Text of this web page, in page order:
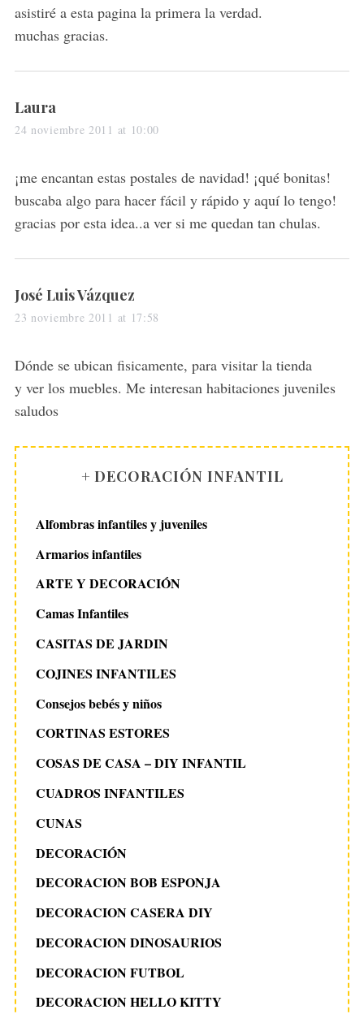
asistiré a esta pagina la primera la verdad.
muchas gracias.
s
a
s
:
Laura
24 noviembre 2011 at 10:00
¡me encantan estas postales de navidad! ¡qué bonitas!
buscaba algo para hacer fácil y rápido y aquí lo tengo!
gracias por esta idea..a ver si me quedan tan chulas.
s
a
s
:
José Luis Vázquez
23 noviembre 2011 at 17:58
Dónde se ubican fisicamente, para visitar la tienda
y ver los muebles. Me interesan habitaciones juveniles
saludos
+ DECORACIÓN INFANTIL
Alfombras infantiles y juveniles
Armarios infantiles
ARTE Y DECORACIÓN
Camas Infantiles
CASITAS DE JARDIN
COJINES INFANTILES
Consejos bebés y niños
CORTINAS ESTORES
COSAS DE CASA – DIY INFANTIL
CUADROS INFANTILES
CUNAS
DECORACIÓN
DECORACION BOB ESPONJA
DECORACION CASERA DIY
DECORACION DINOSAURIOS
DECORACION FUTBOL
DECORACION HELLO KITTY